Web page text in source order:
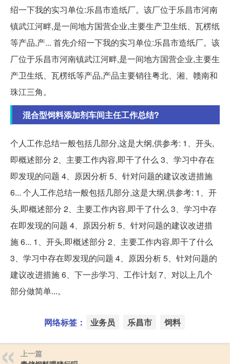
绍一下我的实习单位:乐昌市造纸厂。该厂位于乐昌市河南
镇武江河畔,是一间地方国营企业,主要生产卫生纸、瓦楞纸
等产品,产... 首先介绍一下我的实习单位:乐昌市造纸厂。该
厂位于乐昌市河南镇武江河畔,是一间地方国营企业,主要生
产卫生纸、瓦楞纸等产品,产品主要销往粤北、湘、赣南和
珠江三角。
混合型饲料添加剂车间主任工作总结?
个人工作总结一般包括几部分,这是大纲,供参考: 1、开头,
即概述部分 2、主要工作内容,即干了什么 3、学习中存在
即发现的问题 4、原因分析 5、针对问题的建议改进措施
6... 个人工作总结一般包括几部分,这是大纲,供参考: 1、开
头,即概述部分 2、主要工作内容,即干了什么 3、学习中存
在即发现的问题 4、原因分析 5、针对问题的建议改进措
施 6... 1、开头,即概述部分 2、主要工作内容,即干了什么
3、学习中存在即发现的问题 4、原因分析 5、针对问题的
建议改进措施 6、下一步学习、工作计划 7、对以上几个
部分做简单...。
网络标签： 业务员 乐昌市 饲料
上一篇